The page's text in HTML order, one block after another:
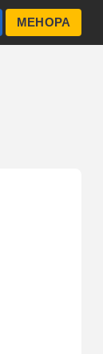
МЕНОРА